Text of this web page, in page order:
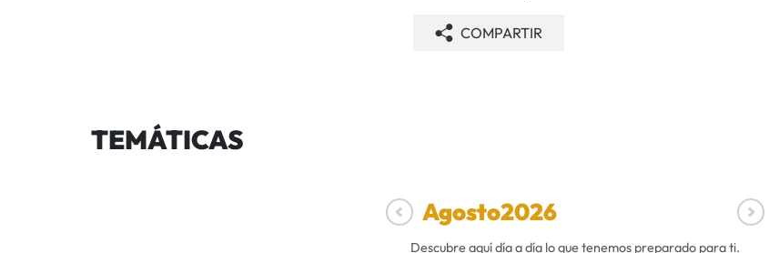
COMPARTIR
TEMÁTICAS
Agosto2026
Descubre aquí día a día lo que tenemos preparado para ti.